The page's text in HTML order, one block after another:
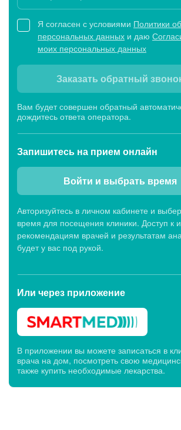
Я согласен с условиями Политики
персональных данных и даю
моих персональных данных
Заказать обратный
Вам будет совершен обратный
дождитесь ответа оператора.
Запишитесь на прием онлайн
Войти и выбрать время
Авторизуйтесь в личном кабинете и
время для посещения клиники. Доступ к
рекомендациям врачей и результатам
будет у вас под рукой.
Или через приложение
В приложении вы можете записаться в
врача на дом, посмотреть свою
также купить необходимые лекарства.